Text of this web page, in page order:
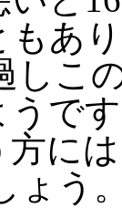
もあ
しこ
で
方に
ょう